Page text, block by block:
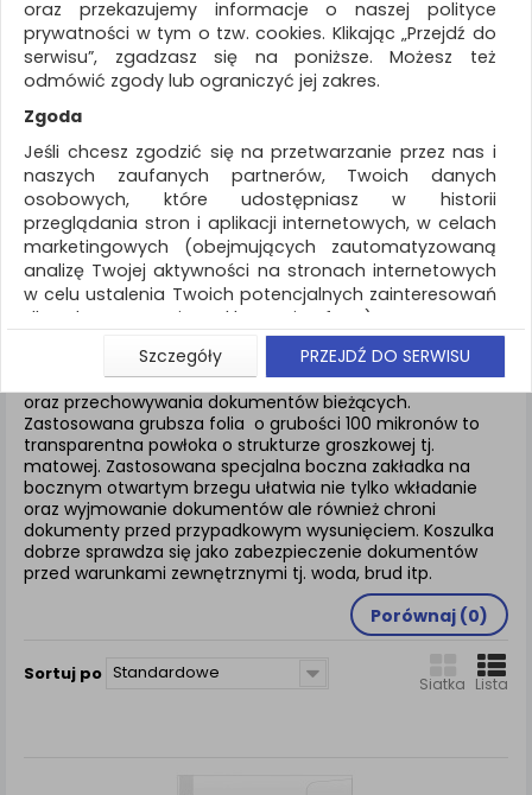
FILTRY
Więcej
REKLAMA
AKTUALNOŚCI
Archiwizacja dokumentów Koszulki z klapką
ZNALEZIONYCH PRODUKTÓW: 3
KOSZULKI Z KLAPKĄ
Koszulki z klapkąformatu A4 służąca do archiwizacji
oraz przechowywania dokumentów bieżących.
Zastosowana grubsza folia o grubości 100 mikronów to
transparentna powłoka o strukturze groszkowej tj.
matowej. Zastosowana specjalna boczna zakładka na
bocznym otwartym brzegu ułatwia nie tylko wkładanie
oraz wyjmowanie dokumentów ale również chroni
dokumenty przed przypadkowym wysunięciem. Koszulka
dobrze sprawdza się jako zabezpieczenie dokumentów
przed warunkami zewnętrznymi tj. woda, brud itp.
Porównaj (0)
Sortuj po Standardowe
Siatka Lista
oraz przekazujemy informacje o naszej polityce
prywatności w tym o tzw. cookies. Klikając „Przejdź do
serwisu”, zgadzasz się na poniższe. Możesz też
odmówić zgody lub ograniczyć jej zakres.
Zgoda
Jeśli chcesz zgodzić się na przetwarzanie przez nas i
naszych zaufanych partnerów, Twoich danych
osobowych, które udostępniasz w historii
przeglądania stron i aplikacji internetowych, w celach
marketingowych (obejmujących zautomatyzowaną
analizę Twojej aktywności na stronach internetowych
w celu ustalenia Twoich potencjalnych zainteresowań
dla dostosowania reklamy i oferty), w tym na
umieszczanie tzw. cookies na Twoich urządzeniach i
ich odczytywanie, kliknij przycisk „Przejdź do serwisu”.
Jeśli nie chcesz wyrazić zgody lub ograniczyć jej
zakres, kliknij „Szczegóły”, gdzie znajdziesz wszelkie
informacje o tym jak to zrobić . Te same informacje
znajdziesz także na podstronie z naszą polityką
prywatności obowiązującą od 25 maja 2018.
W przypadku użytkowników zalogowanych, aby
umożliwić prawidłową realizację Umowy z Państwem i
związane z tym prawidłowe działanie naszej strony
www, a w szczególności np. wysłanie potwierdzenia
zamówienia na Państwa email lub wyświetlenie
Państwu prawidłowych informacji o promocjach czy
cenach indywidualnych, ważna jest Państwa
wcześniejsza zgoda której udzieliliście podczas
Szczegóły PRZEJDŹ DO SERWISU